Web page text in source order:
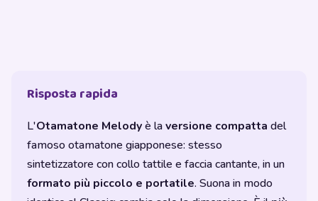
Risposta rapida
L'Otamatone Melodyè laversione compatta del
famoso otamatone giapponese: stesso
sintetizzatore con collo tattile e faccia cantante, in un
formato più piccolo e portatile. Suona in modo